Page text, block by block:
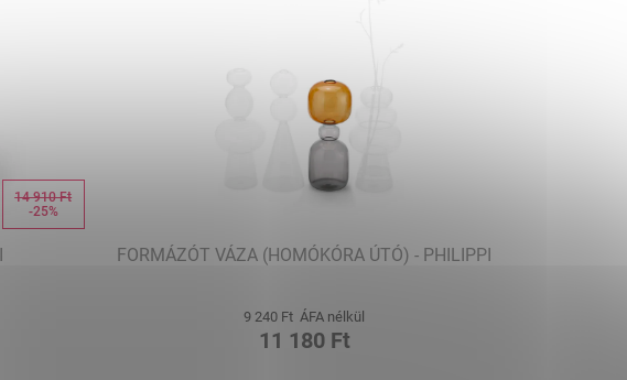
14 910 Ft
-25%
FORMÁZÓT VÁZA (HOMÓKÓRA ÚTÓ) - PHILIPPI
9 240 Ft ÁFA nélkül
11 180 Ft